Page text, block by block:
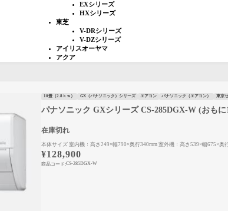
EXシリーズ
HXシリーズ
東芝
V-DRシリーズ
V-DZシリーズ
アイリスオーヤマ
アクア
10畳（2.8ｋｗ） GX（パナソニック）シリーズ エアコン パナソニック（エアコン） 東京
パナソニック GXシリーズ CS-285DGX-W (おもに
在庫切れ
本体サイズ 室内機：高さ249×幅790×奥行340mm 室外機：高さ539×幅675×奥
¥128,900
商品コード:CS-285DGX-W